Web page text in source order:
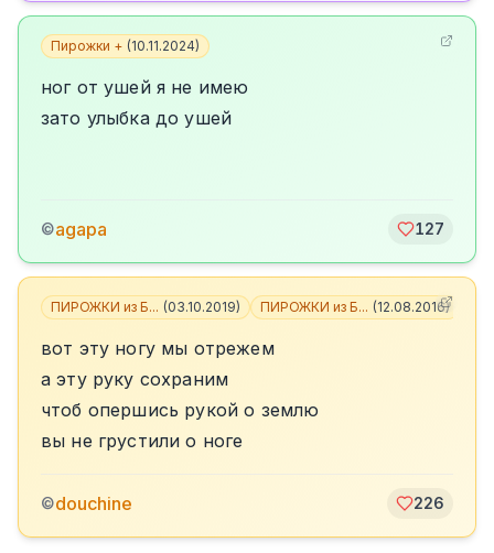
Пирожки + (10.11.2024)
ног от ушей я не имею
зато улыбка до ушей
©agapa 127
ПИРОЖКИ из Б... (03.10.2019) ПИРОЖКИ из Б... (12.08.2016)
вот эту ногу мы отрежем
а эту руку сохраним
чтоб опершись рукой о землю
вы не грустили о ноге
©douchine 226